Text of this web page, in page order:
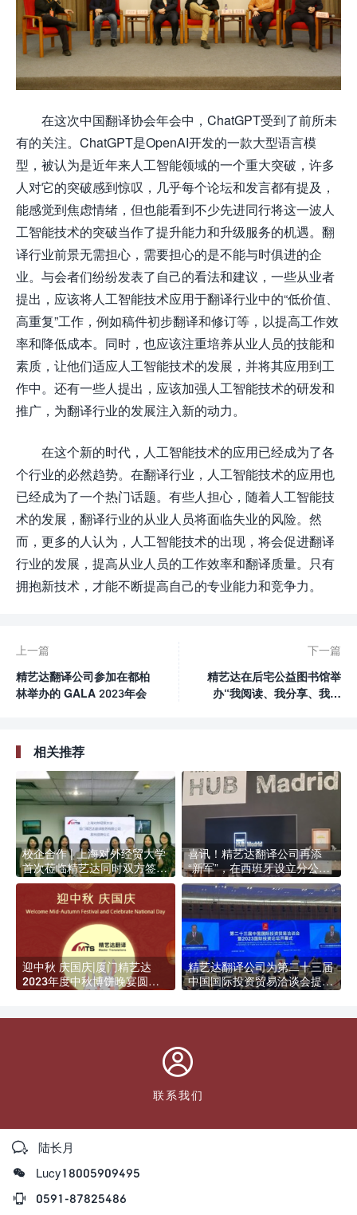
在这次中国翻译协会年会中，ChatGPT受到了前所未
有的关注。ChatGPT是OpenAI开发的一款大型语言模
型，被认为是近年来人工智能领域的一个重大突破，许多
人对它的突破感到惊叹，几乎每个论坛和发言都有提及，
能感觉到焦虑情绪，但也能看到不少先进同行将这一波人
工智能技术的突破当作了提升能力和升级服务的机遇。翻
译行业前景无需担心，需要担心的是不能与时俱进的企
业。与会者们纷纷发表了自己的看法和建议，一些从业者
提出，应该将人工智能技术应用于翻译行业中的“低价值、
高重复”工作，例如稿件初步翻译和修订等，以提高工作效
率和降低成本。同时，也应该注重培养从业人员的技能和
素质，让他们适应人工智能技术的发展，并将其应用到工
作中。还有一些人提出，应该加强人工智能技术的研发和
推广，为翻译行业的发展注入新的动力。
在这个新的时代，人工智能技术的应用已经成为了各
个行业的必然趋势。在翻译行业，人工智能技术的应用也
已经成为了一个热门话题。有些人担心，随着人工智能技
术的发展，翻译行业的从业人员将面临失业的风险。然
而，更多的人认为，人工智能技术的出现，将会促进翻译
行业的发展，提高从业人员的工作效率和翻译质量。只有
拥抱新技术，才能不断提高自己的专业能力和竞争力。
上一篇
精艺达翻译公司参加在都柏
林举办的 GALA 2023年会
下一篇
精艺达在后宅公益图书馆举
办“我阅读、我分享、我快
相关推荐
校企合作 | 上海对外经贸大学
首次莅临精艺达同时双方签署
合作协议并授牌
喜讯！精艺达翻译公司再添
“新军”，在西班牙设立分公
司！
迎中秋 庆国庆|厦门精艺达
2023年度中秋博饼晚宴圆满
精艺达翻译公司为第二十三届
中国国际投资贸易洽谈会提供

联系我们

陆长月

Lucy18005909495

0591-87825486